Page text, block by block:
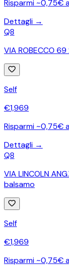
Risparmi ~0,75€
Dettagli →
Q8
VIA ROBECCO
Self
€1,969
Risparmi ~0,75€
Dettagli →
Q8
VIA LINCOLN
balsamo
Self
€1,969
Risparmi ~0,75€